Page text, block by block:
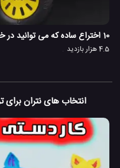
10 اختراع ساده که می توانید در خانه تهیه کنید!
4.5 هزار بازدید
انتخاب های نتران برای